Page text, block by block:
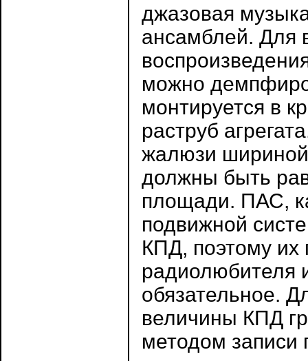
джазовая
ансамблей. Для
можно
монтируется в
раструб
жалюзи
должны быть
площади. ПАС,
подвижной
КПД, поэтому их
радиолюбителя
обязательное.
величины КПД
методом записи